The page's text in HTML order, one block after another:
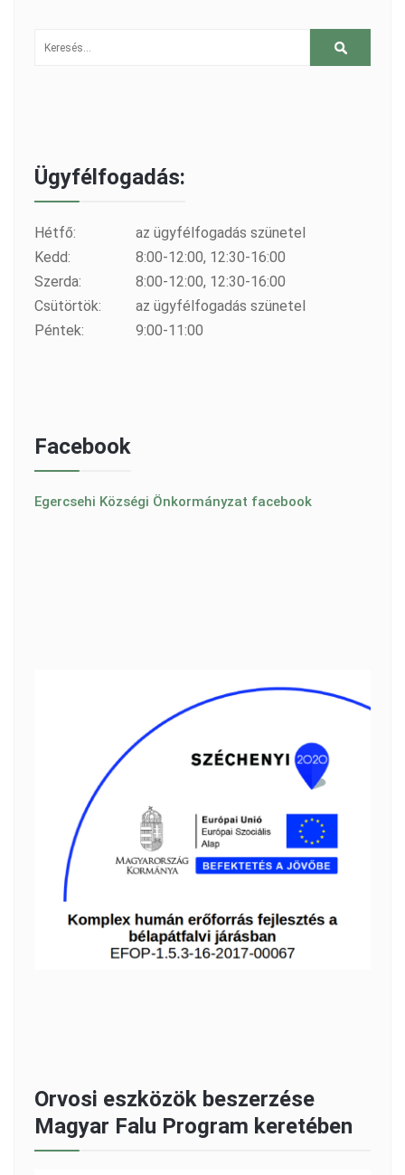
Ügyfélfogadás:
Hétfő:
az ügyfélfogadás szünetel
Kedd:
8:00-12:00, 12:30-16:00
Szerda:
8:00-12:00, 12:30-16:00
Csütörtök:
az ügyfélfogadás szünetel
Péntek:
9:00-11:00
Facebook
Egercsehi Községi Önkormányzat facebook
Orvosi eszközök beszerzése
Magyar Falu Program keretében